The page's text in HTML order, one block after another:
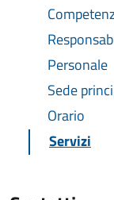
Personale
Sede
Orario
Servizi